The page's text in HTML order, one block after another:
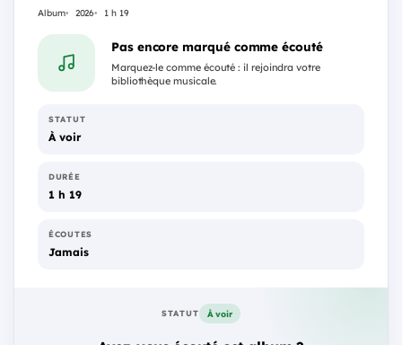
Album 2026 1 h 19
Pas encore marqué comme écouté
Marquez-le comme écouté : il rejoindra votre
bibliothèque musicale.
STATUT
À voir
DURÉE
1 h 19
ÉCOUTES
Jamais
STATUT À voir